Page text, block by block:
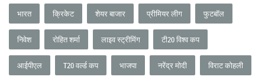
भारत क्रिकेट शेयर बाजार प्रीमियर लीग फुटबॉल
निवेश रोहित शर्मा लाइव स्ट्रीमिंग टी20 विश्व कप
आईपीएल T20 वर्ल्ड कप भाजपा नरेंद्र मोदी विराट कोहली